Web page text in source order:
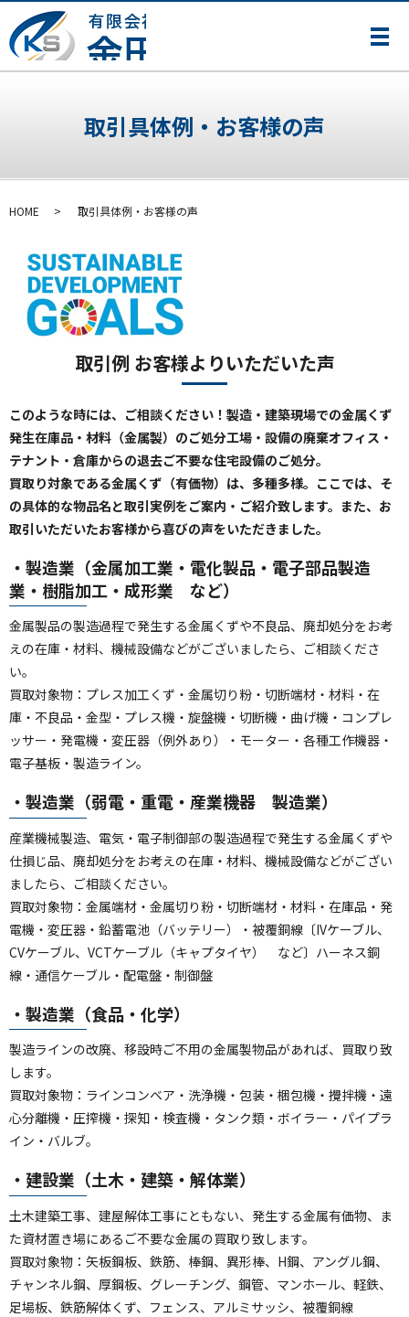
メ
取引具体例・お客様の声
HOME 取引具体例・お客様の声
取引例 お客様よりいただいた声
このような時には、ご相談ください！製造・建築現場での金属くず
発生在庫品・材料（金属製）のご処分工場・設備の廃棄オフィス・
テナント・倉庫からの退去ご不要な住宅設備のご処分。
買取り対象である金属くず（有価物）は、多種多様。ここでは、そ
の具体的な物品名と取引実例をご案内・ご紹介致します。また、お
取引いただいたお客様から喜びの声をいただきました。
・製造業（金属加工業・電化製品・電子部品製造
業・樹脂加工・成形業 など）
金属製品の製造過程で発生する金属くずや不良品、廃却処分をお考
えの在庫・材料、機械設備などがございましたら、ご相談くださ
い。
買取対象物：プレス加工くず・金属切り粉・切断端材・材料・在
庫・不良品・金型・プレス機・旋盤機・切断機・曲げ機・コンプレ
ッサー・発電機・変圧器（例外あり）・モーター・各種工作機器・
電子基板・製造ライン。
・製造業（弱電・重電・産業機器 製造業）
産業機械製造、電気・電子制御部の製造過程で発生する金属くずや
仕損じ品、廃却処分をお考えの在庫・材料、機械設備などがござい
ましたら、ご相談ください。
買取対象物：金属端材・金属切り粉・切断端材・材料・在庫品・発
電機・変圧器・鉛蓄電池（バッテリー）・被覆銅線〔IVケーブル、
CVケーブル、VCTケーブル（キャプタイヤ） など〕ハーネス銅
線・通信ケーブル・配電盤・制御盤
・製造業（食品・化学）
製造ラインの改廃、移設時ご不用の金属製物品があれば、買取り致
します。
買取対象物：ラインコンベア・洗浄機・包装・梱包機・攪拌機・遠
心分離機・圧搾機・探知・検査機・タンク類・ボイラー・パイプラ
イン・バルブ。
・建設業（土木・建築・解体業）
土木建築工事、建屋解体工事にともない、発生する金属有価物、ま
た資材置き場にあるご不要な金属の買取り致します。
買取対象物：矢板鋼板、鉄筋、棒鋼、異形棒、H鋼、アングル鋼、
チャンネル鋼、厚鋼板、グレーチング、鋼管、マンホール、軽鉄、
足場板、鉄筋解体くず、フェンス、アルミサッシ、被覆銅線